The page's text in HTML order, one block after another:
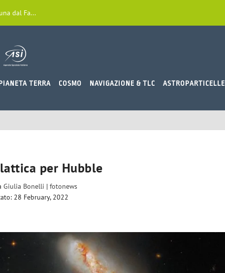
dal Fa...
TERRA COSMO NAVIGAZIONE & TLC ASTROPARTICELLE
per Hubble
Giulia Bonelli | fotonews
28 February, 2022